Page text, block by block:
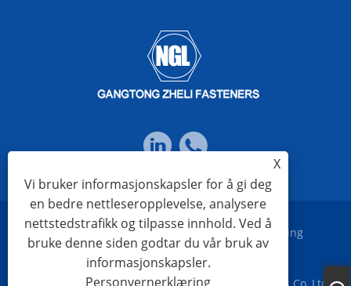
X
Vi bruker informasjonskapsler for å gi deg
en bedre nettleseropplevelse, analysere
nettstedstrafikk og tilpasse innhold. Ved å
bruke denne siden godtar du vår bruk av
informasjonskapsler.
Personvernerklæring
Links Sitemap RSS XML Personvernerklæring